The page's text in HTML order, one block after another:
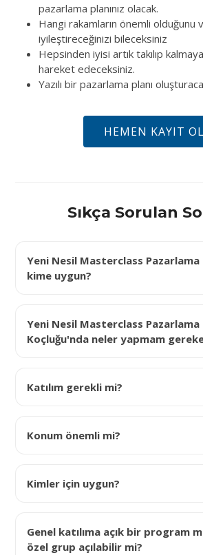
pazarlama planınız olacak.
Hangi rakamların önemli olduğunu
iyileştireceğinizi bileceksiniz
Hepsinden iyisi artık takılıp
hareket edeceksiniz.
Yazılı bir pazarlama planı
HEMEN KAYIT OL
Sıkça Sorulan
Yeni Nesil Masterclass Pazarlama
kime uygun?
Yeni Nesil Masterclass Pazarlama
Koçluğu'nda neler yapmam
Katılım gerekli mi?
Konum önemli mi?
Kimler için uygun?
Genel katılıma açık bir program
özel grup açılabilir mi?